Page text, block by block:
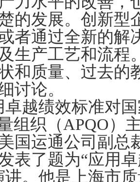
的发展。创新型
者通过全新的解
生产工艺和流程
和质量、过去的
讨论。
卓越绩效标准对
组织（APQO）
国运通公司副总
表了题为“应用
讲。他是上海市